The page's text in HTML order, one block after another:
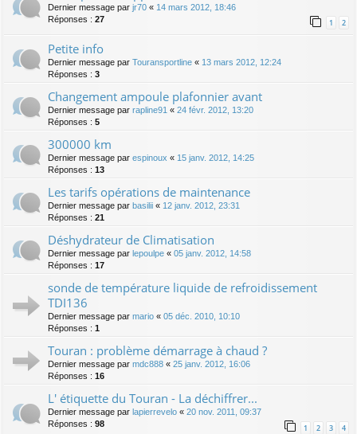
Dernier message par jr70 « 14 mars 2012, 18:46
Réponses : 27 1 2
Petite info
Dernier message par Touransportline « 13 mars 2012, 12:24
Réponses : 3
Changement ampoule plafonnier avant
Dernier message par rapline91 « 24 févr. 2012, 13:20
Réponses : 5
300000 km
Dernier message par espinoux « 15 janv. 2012, 14:25
Réponses : 13
Les tarifs opérations de maintenance
Dernier message par basilii « 12 janv. 2012, 23:31
Réponses : 21
Déshydrateur de Climatisation
Dernier message par lepoulpe « 05 janv. 2012, 14:58
Réponses : 17
sonde de température liquide de refroidissement
TDI136
Dernier message par mario « 05 déc. 2010, 10:10
Réponses : 1
Touran : problème démarrage à chaud ?
Dernier message par mdc888 « 25 janv. 2012, 16:06
Réponses : 16
L' étiquette du Touran - La déchiffrer...
Dernier message par lapierrevelo « 20 nov. 2011, 09:37
Réponses : 98 1 2 3 4